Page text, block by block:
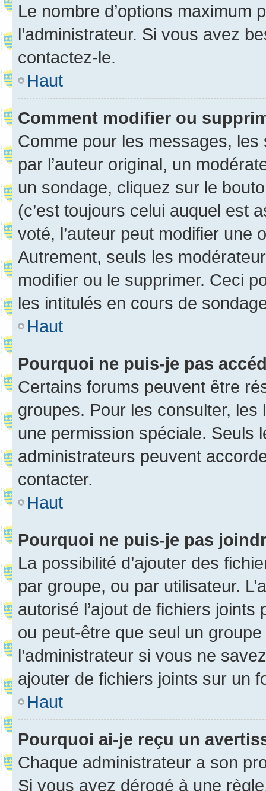
Le nombre d’options maximum
l’administrateur. Si vous avez
contactez-le.
Haut
Comment modifier ou
Comme pour les messages,
par l’auteur original, un
un sondage, cliquez sur le
(c’est toujours celui auquel est
voté, l’auteur peut modifier une
Autrement, seuls les
modifier ou le supprimer. Ceci
les intitulés en cours de
Haut
Pourquoi ne puis-je pas
Certains forums peuvent être
groupes. Pour les consulter,
une permission spéciale. Seuls
administrateurs peuvent
contacter.
Haut
Pourquoi ne puis-je pas
La possibilité d’ajouter des
par groupe, ou par utilisateur.
autorisé l’ajout de fichiers
ou peut-être que seul un
l’administrateur si vous ne
ajouter de fichiers joints sur un
Haut
Pourquoi ai-je reçu un
Chaque administrateur a son
Si vous avez dérogé à une